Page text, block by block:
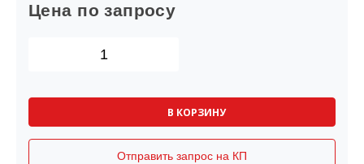
Цена по запросу
В КОРЗИНУ
Отправить запрос на КП